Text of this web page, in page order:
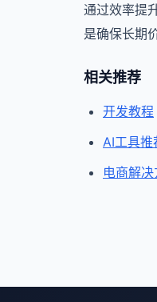
通过效率提
是确保长期
相关推荐
开发教程
AI工具推
电商解